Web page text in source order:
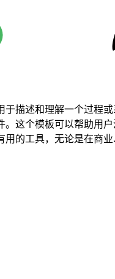
描述和理解一个过程
这个模板可以帮助用
的工具，无论是在商